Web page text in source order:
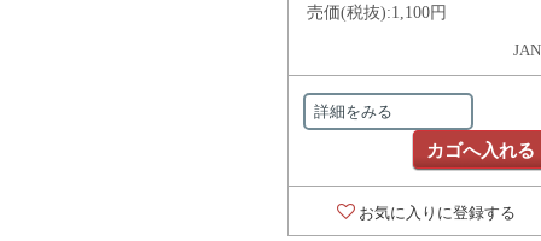
売価(税抜):1,100円
詳細をみる
カゴへ入れる
お気に入りに登録する